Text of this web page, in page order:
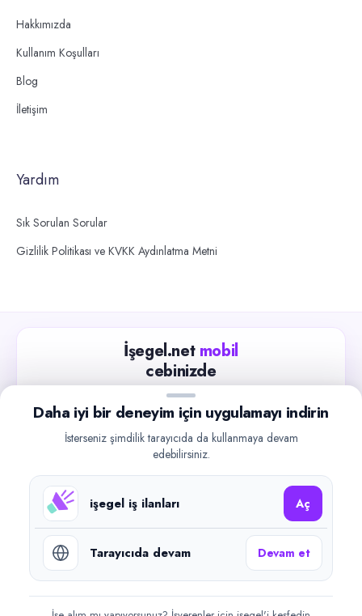
Hakkımızda
Kullanım Koşulları
Blog
İletişim
Yardım
Sık Sorulan Sorular
Gizlilik Politikası ve KVKK Aydınlatma Metni
İşegel.net mobil
cebinizde
Güncel iş ilanlarını takip edin, işverenlerle hızlıca
iletişime geçin.
Google Play
©2026işegel.net. Tüm hakları saklıdır.
işegel.net bir ilan yayın platformudur; iş bulma aracılığı veya işe
yerleştirme faaliyeti yapmaz.
Daha iyi bir deneyim için uygulamayı indirin
İsterseniz şimdilik tarayıcıda da kullanmaya devam
edebilirsiniz.
işegel iş ilanları Aç
Tarayıcıda devam Devam et